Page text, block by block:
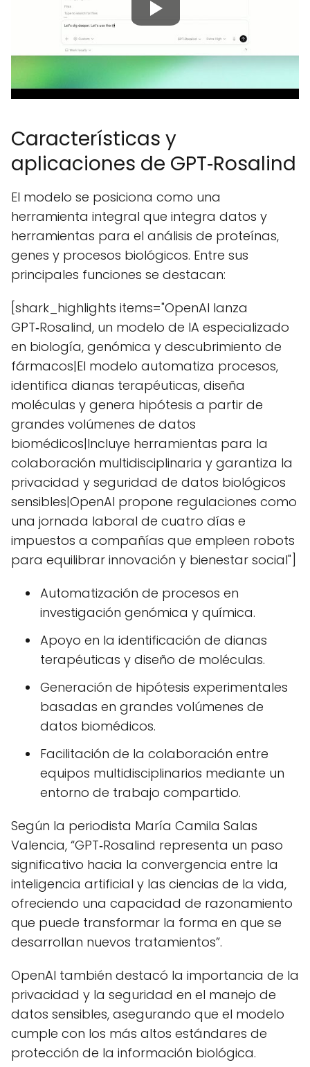
Características y
aplicaciones de GPT‑Rosalind
El modelo se posiciona como una
herramienta integral que integra datos y
herramientas para el análisis de proteínas,
genes y procesos biológicos. Entre sus
principales funciones se destacan:
[shark_highlights items="OpenAI lanza
GPT‑Rosalind, un modelo de IA especializado
en biología, genómica y descubrimiento de
fármacos|El modelo automatiza procesos,
identifica dianas terapéuticas, diseña
moléculas y genera hipótesis a partir de
grandes volúmenes de datos
biomédicos|Incluye herramientas para la
colaboración multidisciplinaria y garantiza la
privacidad y seguridad de datos biológicos
sensibles|OpenAI propone regulaciones como
una jornada laboral de cuatro días e
impuestos a compañías que empleen robots
para equilibrar innovación y bienestar social"]
Automatización de procesos en
investigación genómica y química.
Apoyo en la identificación de dianas
terapéuticas y diseño de moléculas.
Generación de hipótesis experimentales
basadas en grandes volúmenes de
datos biomédicos.
Facilitación de la colaboración entre
equipos multidisciplinarios mediante un
entorno de trabajo compartido.
Según la periodista María Camila Salas
Valencia, “GPT‑Rosalind representa un paso
significativo hacia la convergencia entre la
inteligencia artificial y las ciencias de la vida,
ofreciendo una capacidad de razonamiento
que puede transformar la forma en que se
desarrollan nuevos tratamientos”.
OpenAI también destacó la importancia de la
privacidad y la seguridad en el manejo de
datos sensibles, asegurando que el modelo
cumple con los más altos estándares de
protección de la información biológica.